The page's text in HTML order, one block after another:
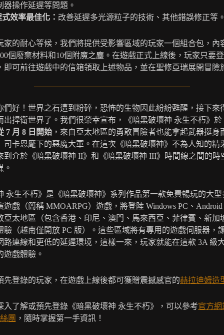
器操作延遲等問題。
效率最佳化： 改善延遲多光源粒子的技術、其他錯誤修正等
家的耐心等候，我們將提供受影響區域的玩家一個組合包，內
個廢棄材料和10個附魔之塵。在遊戲正式上線後，玩家只要
即可前往遊戲中的信箱領取上述物品，並在聖修亞瑞展開冒
們好！世界之石遭到粉碎，恐怖的生物因此紛紛甦醒，接下來
出捍衛世界了。我們很榮幸宣布，《暗黑破壞神 永生不朽》於
7 月 8 日開始 ，來自亞太地區的勇敢冒險者也能拿起武器挺身
司卡恩麾下的惡魔大軍。在這次《暗黑破壞神》不為人知的精
到介於《暗黑破壞神 II》和《暗黑破壞神 III》時間線之間的時
。
永生不朽》是《暗黑破壞神》系列作品第一款免費暢玩的大
遊戲（簡稱 MMOARPG）遊戲，將登陸 Windows PC、
亞太地區（包含香港、印尼、澳門、馬來西亞、菲律賓、新加
驗（越南僅開放 PC 版）。這些區域將有專用的遊戲伺服器，
路連線和更低的延遲環境，這樣一來，玩家就能在這款 3A 級
遊戲體驗。
先登錄的玩家，在遊戲上線後都可獲贈震撼感官的赫拉迪姆造
入了解或預先登錄《暗黑破壞神 永生不朽》，可以參考官方網
團 ，隨時掌握第一手資訊！